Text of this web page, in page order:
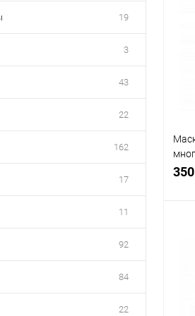
19
3
43
22
162
17
11
92
84
22